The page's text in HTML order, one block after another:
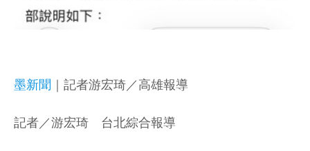
墨新聞 ｜記者游宏琦／高雄報導
記者／游宏琦 台北綜合報導